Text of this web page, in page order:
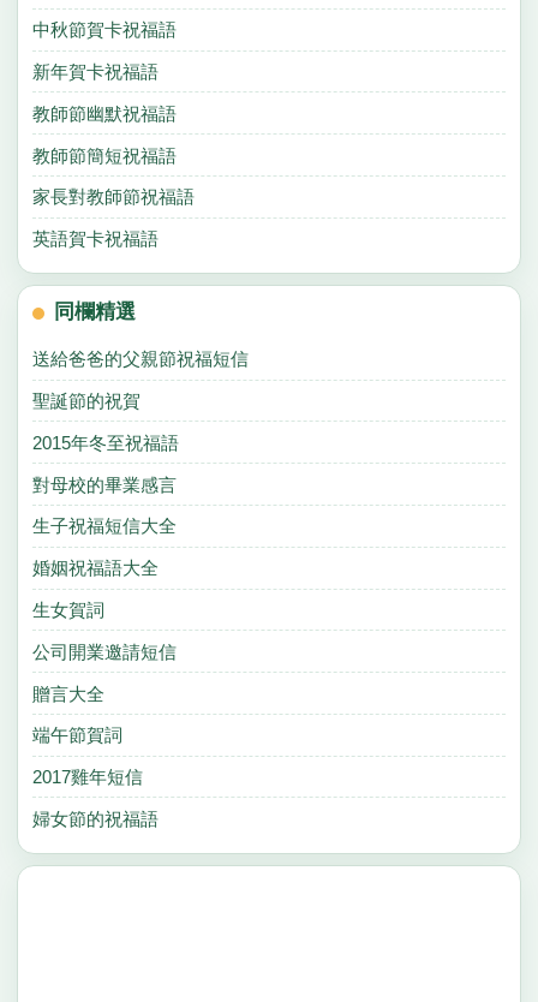
中秋節賀卡祝福語
新年賀卡祝福語
教師節幽默祝福語
教師節簡短祝福語
家長對教師節祝福語
英語賀卡祝福語
同欄精選
送給爸爸的父親節祝福短信
聖誕節的祝賀
2015年冬至祝福語
對母校的畢業感言
生子祝福短信大全
婚姻祝福語大全
生女賀詞
公司開業邀請短信
贈言大全
端午節賀詞
2017雞年短信
婦女節的祝福語